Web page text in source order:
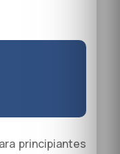
principiantes